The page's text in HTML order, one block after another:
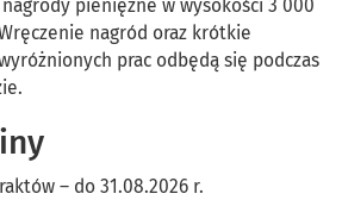
pieniężne w wysokości 3 000
Wręczenie nagród oraz krótkie
prac odbędą się podczas
– do 31.08.2026 r.